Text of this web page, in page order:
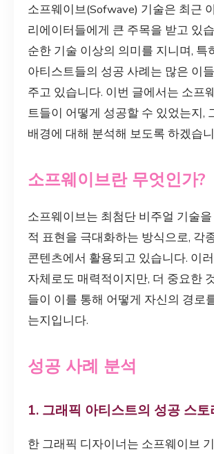
소프웨이브(Sofwave) 기술은 최근
리에이터들에게 큰 주목을 받고 있
순한 기술 이상의 의미를 지니며, 특
아티스트들의 성공 사례는 많은 이
주고 있습니다. 이번 글에서는 소프
트들이 어떻게 성공할 수 있었는지,
배경에 대해 분석해 보도록 하겠습
소프웨이브란 무엇인가?
소프웨이브는 최첨단 비주얼 기술
적 표현을 극대화하는 방식으로, 각
콘텐츠에서 활용되고 있습니다. 이
자체로도 매력적이지만, 더 중요한
들이 이를 통해 어떻게 자신의 경로
는지입니다.
성공 사례 분석
1. 그래픽 아티스트의 성공 스토
한 그래픽 디자이너는 소프웨이브